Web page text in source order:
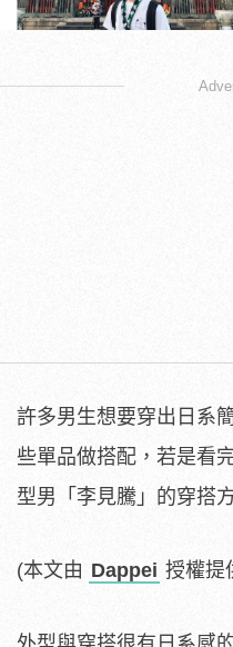
許多男生想要穿出日系
些單品做搭配，若是看
型男「李見騰」的穿搭
(本文由 Dappei 授權提